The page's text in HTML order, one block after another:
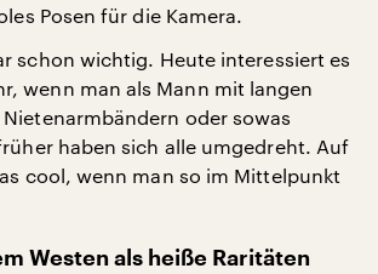
Posen für die Kamera.
schon wichtig. Heute interessiert es
wenn man als Mann mit langen
oder sowas
haben sich alle umgedreht. Auf
cool, wenn man so im Mittelpunkt
Westen als heiße Raritäten